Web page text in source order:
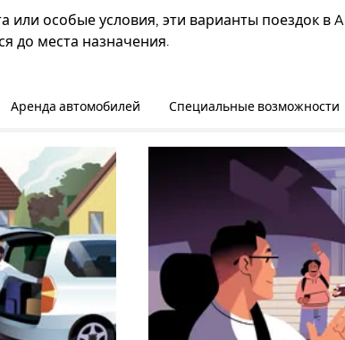
или особые условия, эти варианты поездок в
до места назначения.
Аренда автомобилей Специальные возможности